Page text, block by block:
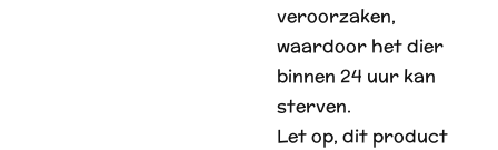
veroorzaken,
waardoor het dier
binnen 24 uur kan
sterven.
Let op, dit product